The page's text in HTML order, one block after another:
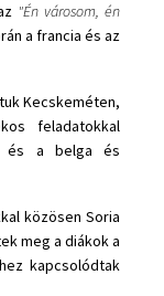
"Én városom, én
a francia és az
Kecskeméten,
feladatokkal
és a belga és
közösen Soria
meg a diákok a
kapcsolódtak